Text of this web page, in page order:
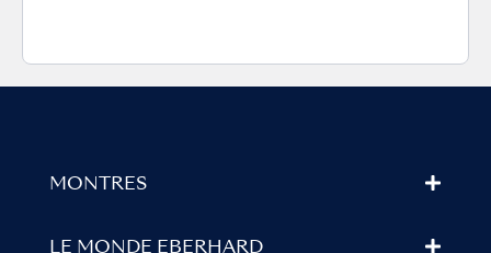
MONTRES
LE MONDE EBERHARD